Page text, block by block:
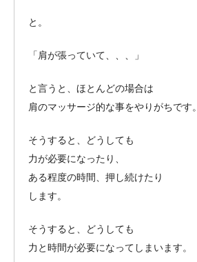
と。
「肩が張っていて、、、」
と言うと、ほとんどの場合は
肩のマッサージ的な事をやりがちです。
そうすると、どうしても
力が必要になったり、
ある程度の時間、押し続けたり
します。
そうすると、どうしても
力と時間が必要になってしまいます。